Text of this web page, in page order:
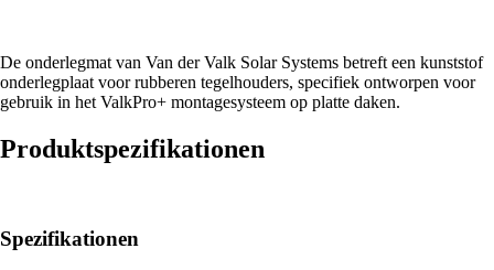
De onderlegmat van Van der Valk Solar Systems betreft een kunststof
onderlegplaat voor rubberen tegelhouders, specifiek ontworpen voor
gebruik in het ValkPro+ montagesysteem op platte daken.
Produktspezifikationen
Spezifikationen